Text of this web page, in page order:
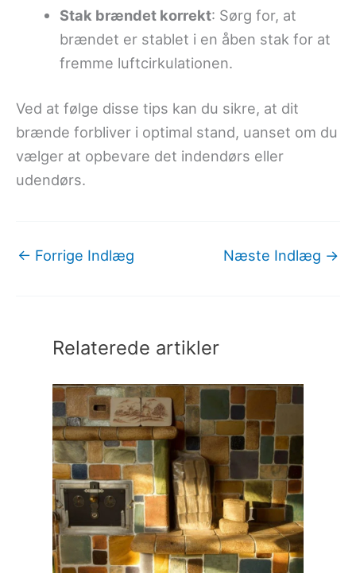
Stak brændet korrekt: Sørg for, at
brændet er stablet i en åben stak for at
fremme luftcirkulationen.
Ved at følge disse tips kan du sikre, at dit
brænde forbliver i optimal stand, uanset om du
vælger at opbevare det indendørs eller
udendørs.
← Forrige Indlæg Næste Indlæg →
Relaterede artikler